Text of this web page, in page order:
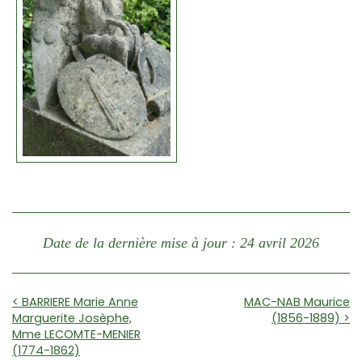
Date de la dernière mise à jour : 24 avril 2026
< BARRIERE Marie Anne
Marguerite Josèphe,
Mme LECOMTE-MENIER
(1774-1862)
MAC-NAB Maurice
(1856-1889) >